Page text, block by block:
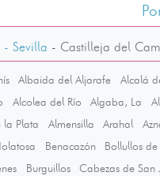
- Sevilla - Castilleja del
Albaida del Aljarafe
Alcalá
Alcolea del Río Algaba, La
la Plata
Almensilla Arahal
Benacazón
Bollullos
Burguillos
Cabezas de San